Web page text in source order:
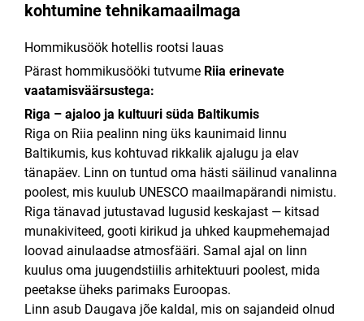
kohtumine tehnikamaailmaga
Hommikusöök hotellis rootsi lauas
Pärast hommikusööki tutvume Riia erinevate
vaatamisväärsustega:
Riga – ajaloo ja kultuuri süda Baltikumis
Riga on Riia pealinn ning üks kaunimaid linnu
Baltikumis, kus kohtuvad rikkalik ajalugu ja elav
tänapäev. Linn on tuntud oma hästi säilinud vanalinna
poolest, mis kuulub UNESCO maailmapärandi nimistu.
Riga tänavad jutustavad lugusid keskajast — kitsad
munakiviteed, gooti kirikud ja uhked kaupmehemajad
loovad ainulaadse atmosfääri. Samal ajal on linn
kuulus oma juugendstiilis arhitektuuri poolest, mida
peetakse üheks parimaks Euroopas.
Linn asub Daugava jõe kaldal, mis on sajandeid olnud